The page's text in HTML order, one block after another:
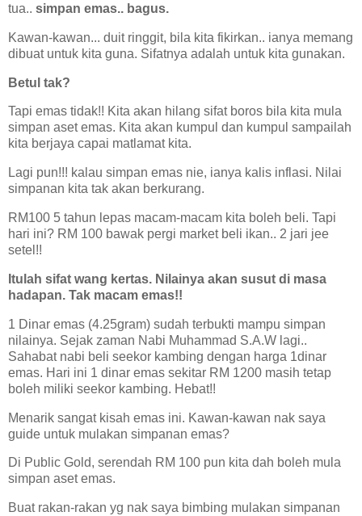
tua.. simpan emas.. bagus.
Kawan-kawan... duit ringgit, bila kita fikirkan.. ianya memang
dibuat untuk kita guna. Sifatnya adalah untuk kita gunakan.
Betul tak?
Tapi emas tidak!! Kita akan hilang sifat boros bila kita mula
simpan aset emas. Kita akan kumpul dan kumpul sampailah
kita berjaya capai matlamat kita.
Lagi pun!!! kalau simpan emas nie, ianya kalis inflasi. Nilai
simpanan kita tak akan berkurang.
RM100 5 tahun lepas macam-macam kita boleh beli. Tapi
hari ini? RM 100 bawak pergi market beli ikan.. 2 jari jee
setel!!
Itulah sifat wang kertas. Nilainya akan susut di masa
hadapan. Tak macam emas!!
1 Dinar emas (4.25gram) sudah terbukti mampu simpan
nilainya. Sejak zaman Nabi Muhammad S.A.W lagi..
Sahabat nabi beli seekor kambing dengan harga 1dinar
emas. Hari ini 1 dinar emas sekitar RM 1200 masih tetap
boleh miliki seekor kambing. Hebat!!
Menarik sangat kisah emas ini. Kawan-kawan nak saya
guide untuk mulakan simpanan emas?
Di Public Gold, serendah RM 100 pun kita dah boleh mula
simpan aset emas.
Buat rakan-rakan yg nak saya bimbing mulakan simpanan